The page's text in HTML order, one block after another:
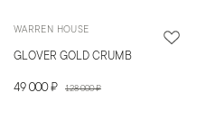
WARREN HOUSE
GLOVER GOLD CRUMB
49 000 ₽ 128 000 ₽